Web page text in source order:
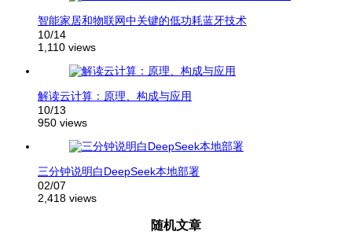
智能家居和物联网中关键的低功耗蓝牙技术
10/14
1,110 views
解读云计算：原理、构成与应用
10/13
950 views
三分钟说明白DeepSeek本地部署
02/07
2,418 views
随机文章